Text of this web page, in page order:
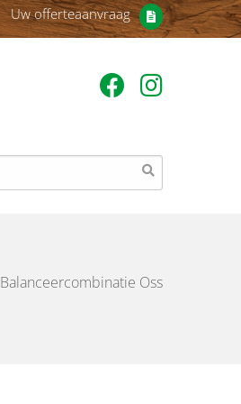
Uw offerteaanvraag
Balanceercombinatie Oss